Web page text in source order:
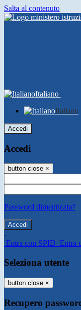
Salta al contenuto
Italiano
Italiano
Accedi
Accedi
button close ×
Password dimenticata?
-
Entra con SPID Entra
Seleziona utente
button close ×
Recupero